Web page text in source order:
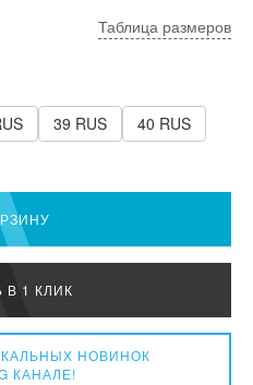
Таблица размеров
39 RUS
40 RUS
В 1 КЛИК
НОВИНОК
КАНАЛЕ!